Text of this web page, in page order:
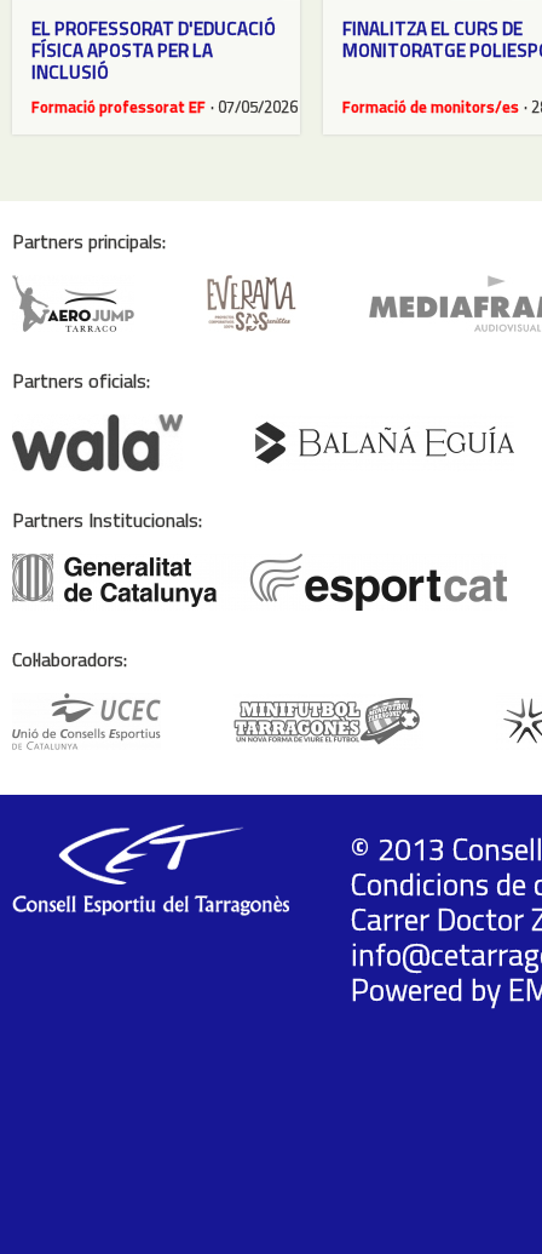
EL PROFESSORAT D'EDUCACIÓ
FÍSICA APOSTA PER LA
INCLUSIÓ
Formació professorat EF · 07/05/2026
FINALITZA EL CURS DE
MONITORATGE
Formació de monitors/es ·
Partners principals:
Partners oficials:
Partners Institucionals:
Col·laboradors:
© 2013
Condicions
Carrer Doctor
Powered by